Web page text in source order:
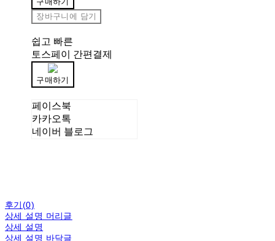
장바구니에 담기
쉽고 빠른
토스페이 간편결제
구매하기
페이스북
카카오톡
네이버 블로그
후기(0)
상세 설명 머리글
상세 설명
상세 설명 바닥글